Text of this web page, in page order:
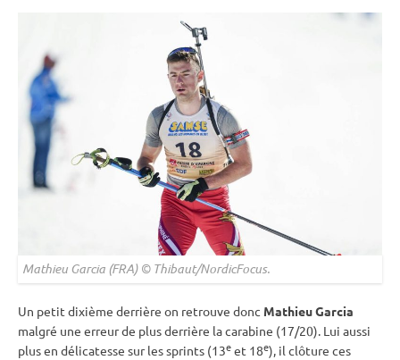
Mathieu Garcia (FRA) © Thibaut/NordicFocus.
Un petit dixième derrière on retrouve donc Mathieu Garcia
malgré une erreur de plus derrière lacarabine (17/20). Lui aussi
plus en délicatesse sur les sprints (13eet 18e), il clôture ces